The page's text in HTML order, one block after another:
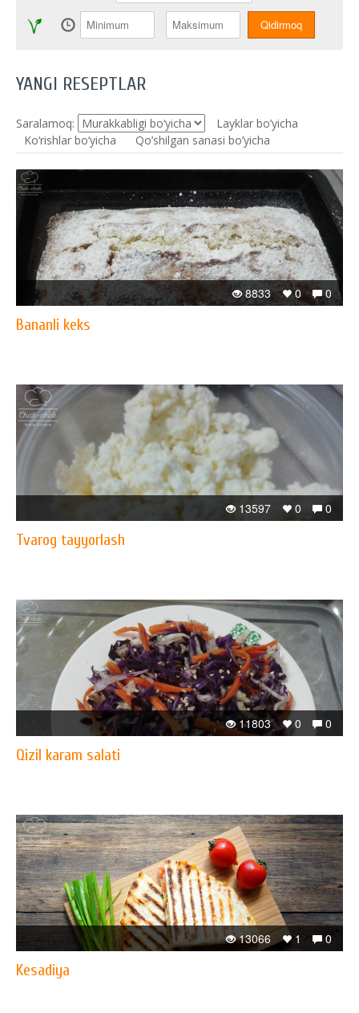
YANGI RESEPTLAR
Saralamoq:
Layklar bo’yicha
Ko‘rishlar bo‘yicha
Qo’shilgan sanasi bo’yicha
0
0
8833
Bananli keks
0
0
13597
Tvarog tayyorlash
0
0
11803
Qizil karam salati
0
1
13066
Kesadiya